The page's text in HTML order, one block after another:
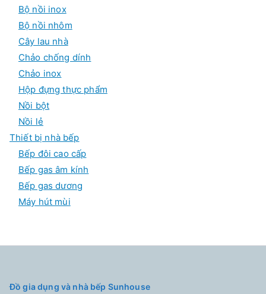
Bộ nồi inox
Bộ nồi nhôm
Cây lau nhà
Chảo chống dính
Chảo inox
Hộp đựng thực phẩm
Nồi bột
Nồi lẻ
Thiết bị nhà bếp
Bếp đôi cao cấp
Bếp gas âm kính
Bếp gas dương
Máy hút mùi
Đồ gia dụng và nhà bếp Sunhouse